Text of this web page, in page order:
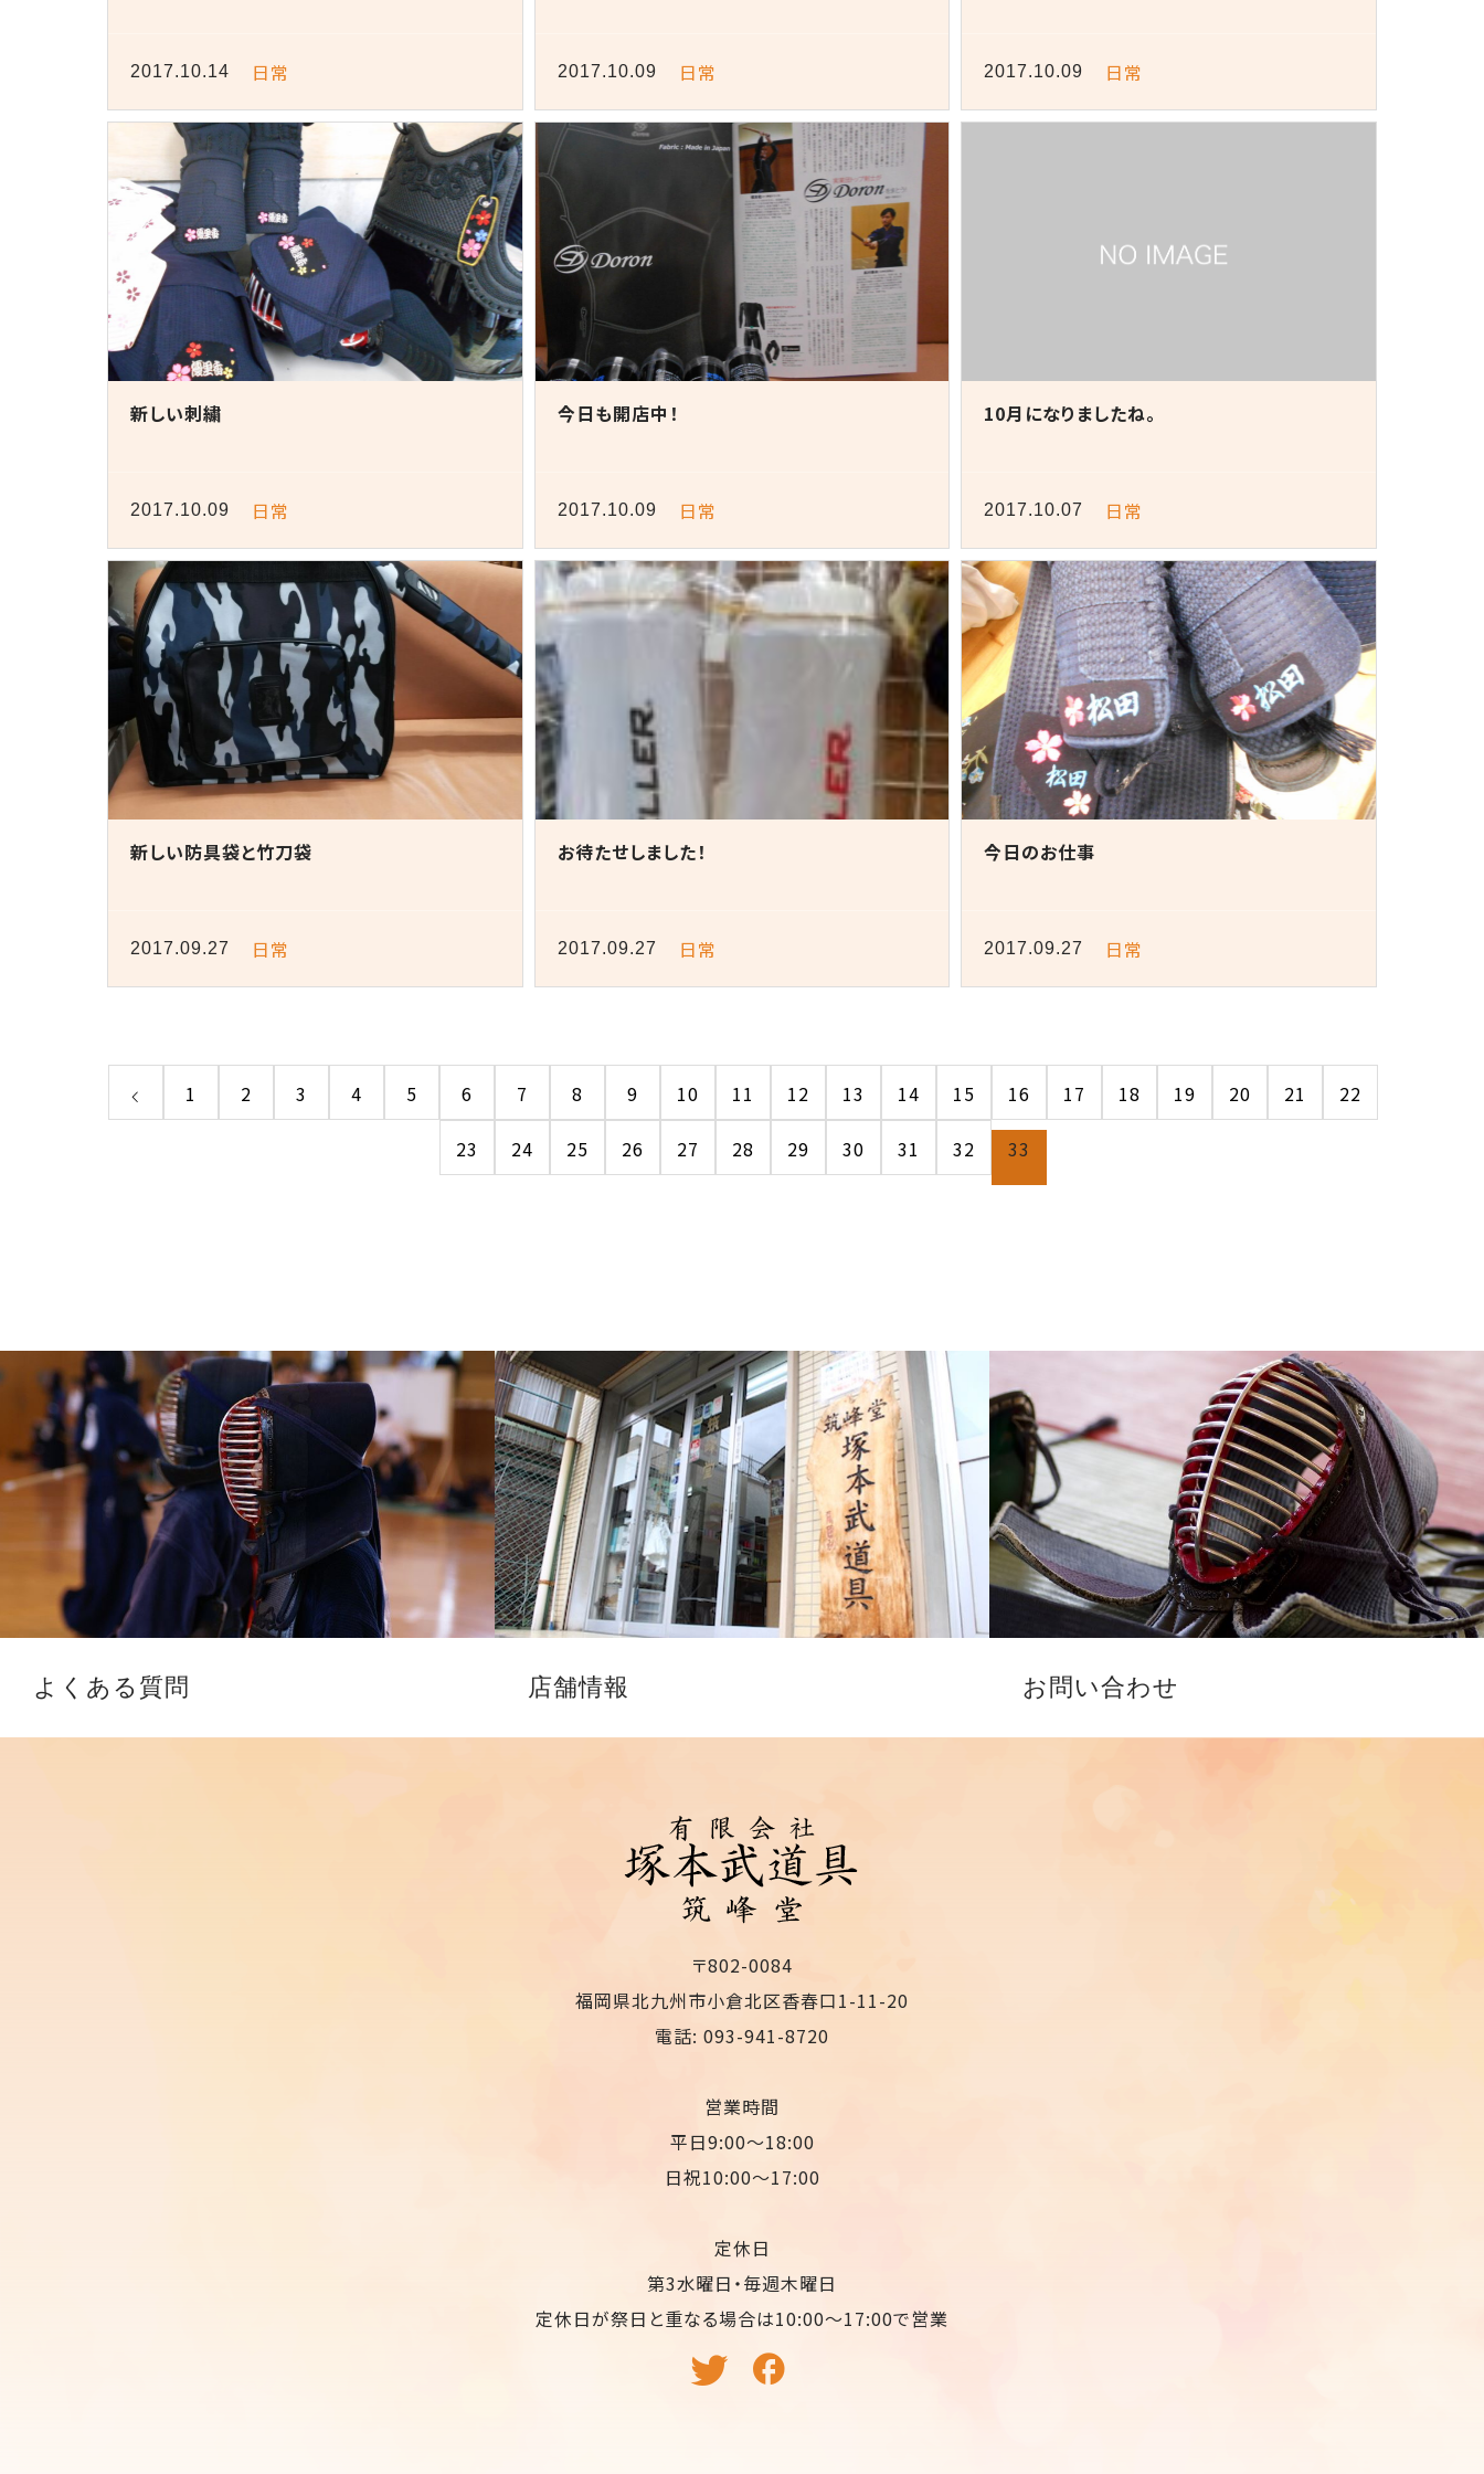
2017.10.14 日常 2017.10.09 日常 2017.10.09 日常
新しい刺繍
2017.10.09 日常
今日も開店中！
2017.10.09 日常
10月になりましたね。
2017.10.07 日常
新しい防具袋と竹刀袋
2017.09.27 日常
お待たせしました！
2017.09.27 日常
今日のお仕事
2017.09.27 日常
1 2 3 4 5 6 7 8 9 10 11 12 13 14 15 16 17 18 19 20 21 22
23 24 25 26 27 28 29 30 31 32 33
よくある質問 店舗情報 お問い合わせ
〒802-0084
福岡県北九州市小倉北区香春口1-11-20
電話: 093-941-8720
営業時間
平日9:00〜18:00
日祝10:00〜17:00
定休日
第3水曜日・毎週木曜日
定休日が祭日と重なる場合は10:00〜17:00で営業